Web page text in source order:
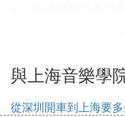
2、身體健康,18 周
法律、法規和學校
與上海音樂學
從深圳開車到上海要